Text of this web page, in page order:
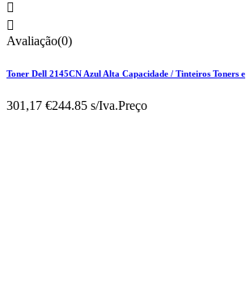


Avaliação(0)
Toner Dell 2145CN Azul Alta Capacidade / Tinteiros Toners e
301,17 €244.85 s/Iva.Preço